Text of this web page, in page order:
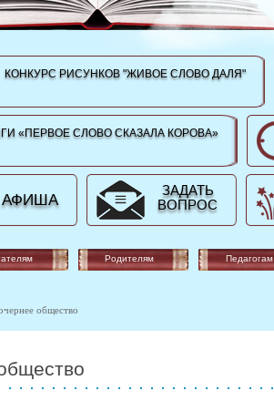
КОНКУРС РИСУНКОВ "ЖИВОЕ СЛОВО ДАЛЯ"
«ПЕРВОЕ СЛОВО СКАЗАЛА КОРОВА»
АФИША
ЗАДАТЬ
ВОПРОС
Родителям Педагогам
общество